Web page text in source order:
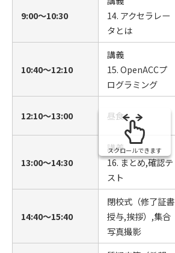
9:00〜10:30
14. アクセラレー
タとは
10:40〜12:10
講義
15. OpenACCプ
ログラミング
12:10〜13:00 昼食
13:00〜14:30
講義
16. まとめ,確認テ
スト
14:40〜15:40
閉校式（修了証書
授与,挨拶）,集合
写真撮影
スクロールできます